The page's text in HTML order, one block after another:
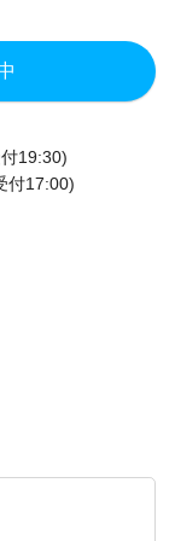
19:30)
付17:00)